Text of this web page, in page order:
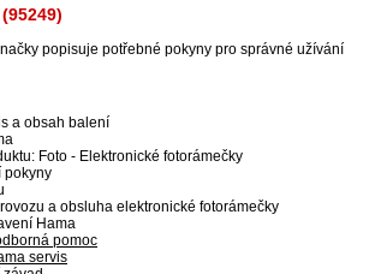
popisuje potřebné pokyny pro správné užívání
a obsah balení
Foto - Elektronické fotorámečky
pokyny
a obsluha elektronické fotorámečky
Hama
pomoc
servis